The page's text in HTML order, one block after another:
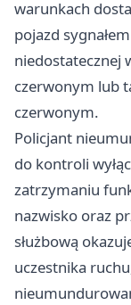
warunkach
pojazd
niedostatecznej
czerwonym lub
czerwonym.
Policjant
do kontroli
zatrzymaniu
nazwisko oraz
służbową
uczestnika